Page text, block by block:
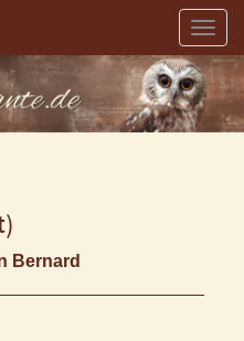
Bernard